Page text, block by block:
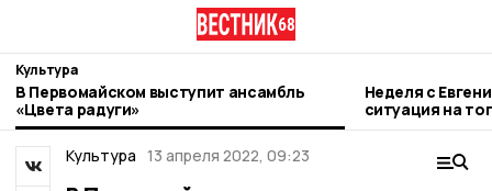
Культура
В Первомайском выступит ансамбль
«Цвета радуги»
Неделя с
ситуация на
городе и
Культура 13 апреля 2022, 09:23